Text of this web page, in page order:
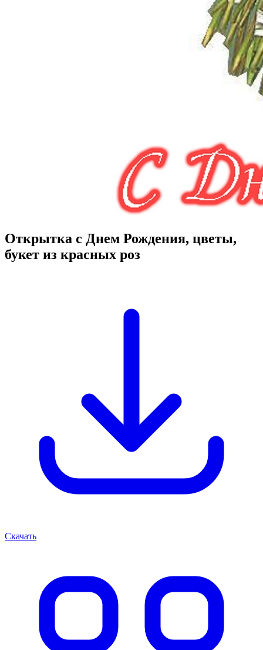
Открытка с Днем Рождения, цветы,
букет из красных роз
Скачать